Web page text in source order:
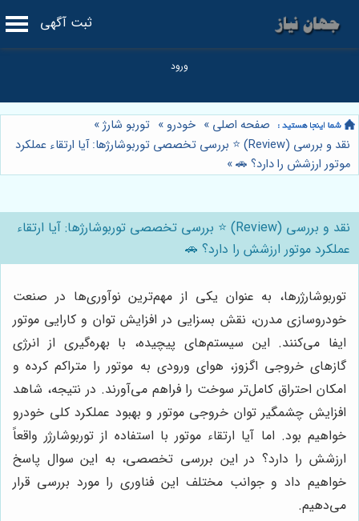
ثبت آگهی
صفحه اصلی » خودرو » توربو شارژ»
نقد و بررسی (Review) ⭐️ بررسی تخصصی توربوشارژها: آیا ارتقاء عملکرد
موتور ارزشش را دارد؟ 🚗»
نقد و بررسی (Review) ⭐️ بررسی تخصصی توربوشارژها: آیا ارتقاء
عملکرد موتور ارزشش را دارد؟ 🚗
توربوشارژرها، به عنوان یکی از مهم‌ترین نوآوری‌ها در صنعت
خودروسازی مدرن، نقش بسزایی در افزایش توان و کارایی موتور
ایفا می‌کنند. این سیستم‌های پیچیده، با بهره‌گیری از انرژی
گازهای خروجی اگزوز، هوای ورودی به موتور را متراکم کرده و
امکان احتراق کامل‌تر سوخت را فراهم می‌آورند. در نتیجه، شاهد
افزایش چشمگیر توان خروجی موتور و بهبود عملکرد کلی خودرو
خواهیم بود. اما آیا ارتقاء موتور با استفاده از توربوشارژر واقعاً
ارزشش را دارد؟ در این بررسی تخصصی، به این سوال پاسخ
خواهیم داد و جوانب مختلف این فناوری را مورد بررسی قرار
می‌دهیم.